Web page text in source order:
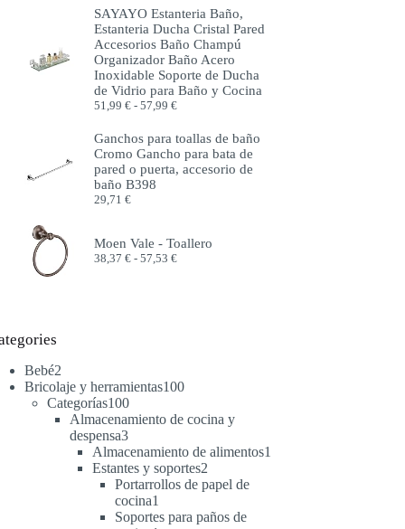
precios:
desde
15,99 €
hasta
46,57 €
SAYAYO Estanteria Baño,
Estanteria Ducha Cristal Pared
Accesorios Baño Champú
Organizador Baño Acero
Inoxidable Soporte de Ducha
de Vidrio para Baño y Cocina
51,99€ - 57,99€Rango
precios:
desde
51,99 €
hasta
Ganchos para toallas de baño
Cromo Gancho para bata de
pared o puerta, accesorio de
baño B398
29,71€
Moen Vale - Toallero
38,37€ - 57,53€Rango
Bebé2
productos
Bricolaje y herramientas100100
Categorías100100
productos
Almacenamiento de cocina y
despensa33
productos
Almacenamiento de alimentos1
Estantes y soportes2
productos
Portarrollos de papel de
cocina1
producto
Soportes para paños de